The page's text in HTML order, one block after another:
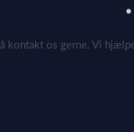
kontakt os gerne. Vi